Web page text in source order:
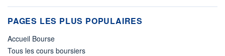
PAGES LES PLUS POPULAIRES
Accueil Bourse
Tous les cours boursiers